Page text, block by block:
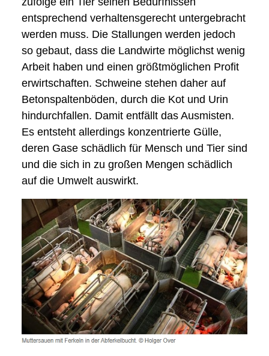
entsprechend verhaltensgerecht untergebracht
werden muss. Die Stallungen werden jedoch
so gebaut, dass die Landwirte möglichst wenig
Arbeit haben und einen größtmöglichen Profit
erwirtschaften. Schweine stehen daher auf
Betonspaltenböden, durch die Kot und Urin
hindurchfallen. Damit entfällt das Ausmisten.
Es entsteht allerdings konzentrierte Gülle,
deren Gase schädlich für Mensch und Tier sind
und die sich in zu großen Mengen schädlich
auf die Umwelt auswirkt.